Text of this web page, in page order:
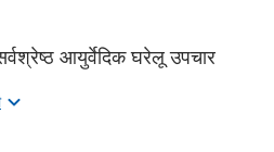
आयुर्वेदिक घरेलू उपचार